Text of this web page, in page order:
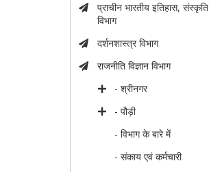
प्राचीन भारतीय इतिहास,
विभाग
दर्शनशास्त्र विभाग
राजनीति विज्ञान विभाग
- श्रीनगर
- पौड़ी
- विभाग के बारे में
- संकाय एवं कर्मचारी